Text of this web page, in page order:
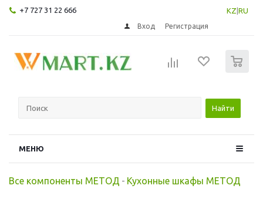
+7 727 31 22 666 KZ RU
Вход Регистрация
Найти
МЕНЮ
Все компоненты МЕТОД - Кухонные шкафы МЕТОД